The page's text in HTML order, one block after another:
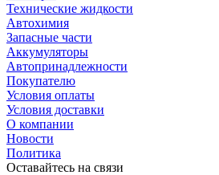
Технические жидкости
Автохимия
Запасные части
Аккумуляторы
Автопринадлежности
Покупателю
Условия оплаты
Условия доставки
О компании
Новости
Политика
Оставайтесь на связи